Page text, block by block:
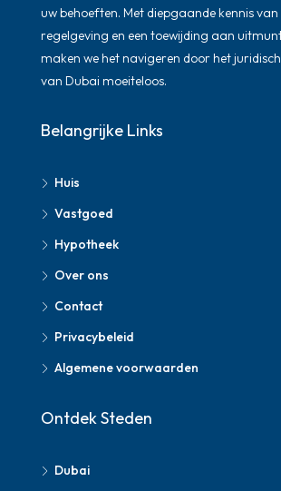
uw behoeften. Met diepgaande kennis
regelgeving en een toewijding aan
maken we het navigeren door het
van Dubai moeiteloos.
Belangrijke Links
Huis
Vastgoed
Hypotheek
Over ons
Contact
Privacybeleid
Algemene voorwaarden
Ontdek Steden
Dubai